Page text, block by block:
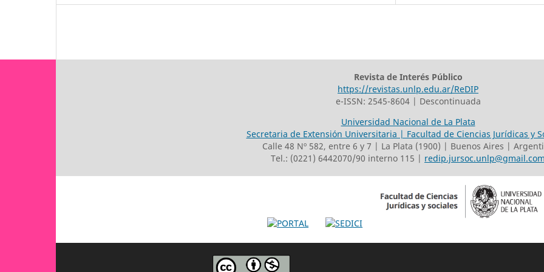
Revista de Interés Público
https://revistas.unlp.edu.ar/ReDIP
e-ISSN: 2545-8604 | Descontinuada
Universidad Nacional de La Plata
Secretaria de Extensión Universitaria | Facultad de Ciencias Jurídicas y
Calle 48 Nº 582, entre 6 y 7 | La Plata (1900) | Buenos Aires |
Tel.: (0221) 6442070/90 interno 115 | redip.jursoc.unlp@gmail.com